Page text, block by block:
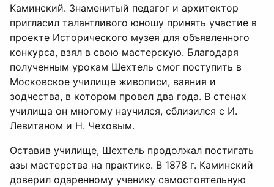
Каминский. Знаменитый педагог и архитектор
пригласил талантливого юношу принять участие в
проекте Исторического музея для объявленного
конкурса, взял в свою мастерскую. Благодаря
полученным урокам Шехтель смог поступить в
Московское училище живописи, ваяния и
зодчества, в котором провел два года. В стенах
училища он многому научился, сблизился с И.
Левитаном и Н. Чеховым.
Оставив училище, Шехтель продолжал постигать
азы мастерства на практике. В 1878 г. Каминский
доверил одаренному ученику самостоятельную